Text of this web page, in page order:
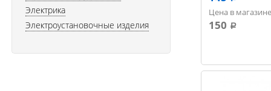
Цена в
150 a
Электрика
Электроустановочные изделия